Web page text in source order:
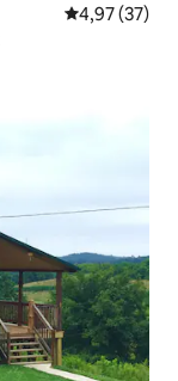
Середня
4,97 (37)